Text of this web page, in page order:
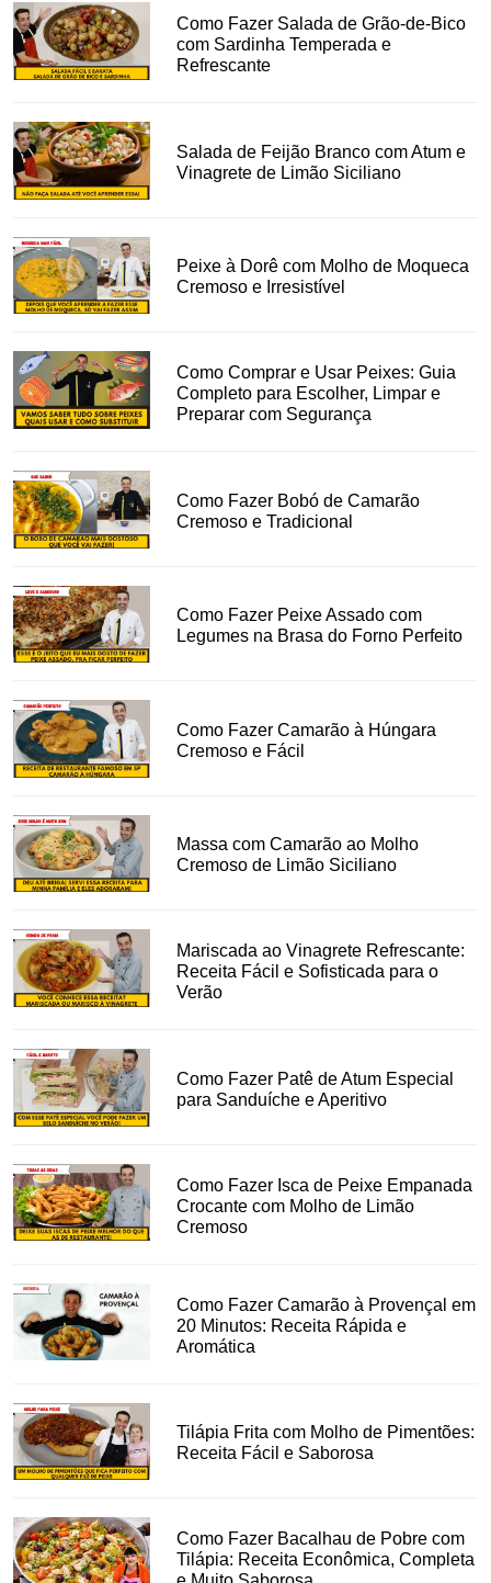
Como Fazer Salada de Grão-de-Bico
com Sardinha Temperada e
Refrescante
Salada de Feijão Branco com Atum e
Vinagrete de Limão Siciliano
Peixe à Dorê com Molho de Moqueca
Cremoso e Irresistível
Como Comprar e Usar Peixes: Guia
Completo para Escolher, Limpar e
Preparar com Segurança
Como Fazer Bobó de Camarão
Cremoso e Tradicional
Como Fazer Peixe Assado com
Legumes na Brasa do Forno Perfeito
Como Fazer Camarão à Húngara
Cremoso e Fácil
Massa com Camarão ao Molho
Cremoso de Limão Siciliano
Mariscada ao Vinagrete Refrescante:
Receita Fácil e Sofisticada para o
Verão
Como Fazer Patê de Atum Especial
para Sanduíche e Aperitivo
Como Fazer Isca de Peixe Empanada
Crocante com Molho de Limão
Cremoso
Como Fazer Camarão à Provençal em
20 Minutos: Receita Rápida e
Aromática
Tilápia Frita com Molho de Pimentões:
Receita Fácil e Saborosa
Como Fazer Bacalhau de Pobre com
Tilápia: Receita Econômica, Completa